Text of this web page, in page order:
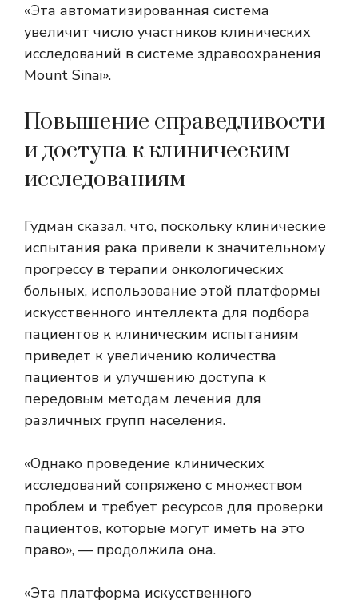
«Эта автоматизированная система
увеличит число участников клинических
исследований в системе здравоохранения
Mount Sinai».
Повышение справедливости
и доступа к клиническим
исследованиям
Гудман сказал, что, поскольку клинические
испытания рака привели к значительному
прогрессу в терапии онкологических
больных, использование этой платформы
искусственного интеллекта для подбора
пациентов к клиническим испытаниям
приведет к увеличению количества
пациентов и улучшению доступа к
передовым методам лечения для
различных групп населения.
«Однако проведение клинических
исследований сопряжено с множеством
проблем и требует ресурсов для проверки
пациентов, которые могут иметь на это
право», — продолжила она.
«Эта платформа искусственного